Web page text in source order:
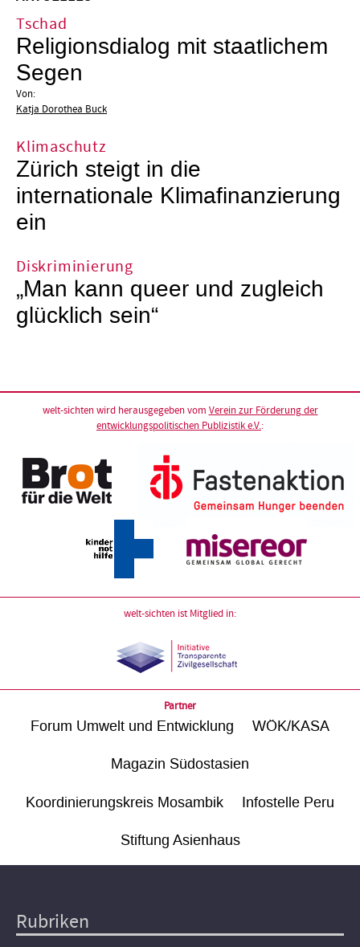
Tschad
Religionsdialog mit staatlichem
Segen
Von:
Katja Dorothea Buck
Klimaschutz
Zürich steigt in die
internationale Klimafinanzierung
ein
Diskriminierung
„Man kann queer und zugleich
glücklich sein“
welt-sichten wird herausgegeben vom Verein zur Förderung der
entwicklungspolitischen Publizistik e.V.:
welt-sichten ist Mitglied in:
Partner
Forum Umwelt und Entwicklung WÖK/KASA
Magazin Südostasien
Koordinierungskreis Mosambik Infostelle Peru
Stiftung Asienhaus
Hauptnavigation
Rubriken